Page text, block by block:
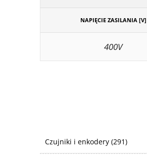
Czujniki i enkodery (291)
NAPIĘCIE ZASILANIA [V]
400V